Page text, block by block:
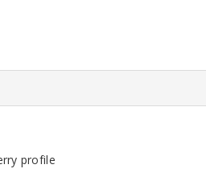
profile